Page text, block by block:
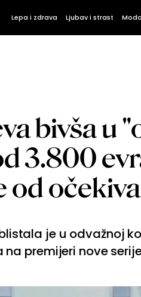
Lepa i zdrava Ljubav i strast Moda
bivša u
3.800
od
je u odvažnoj
premijeri nove